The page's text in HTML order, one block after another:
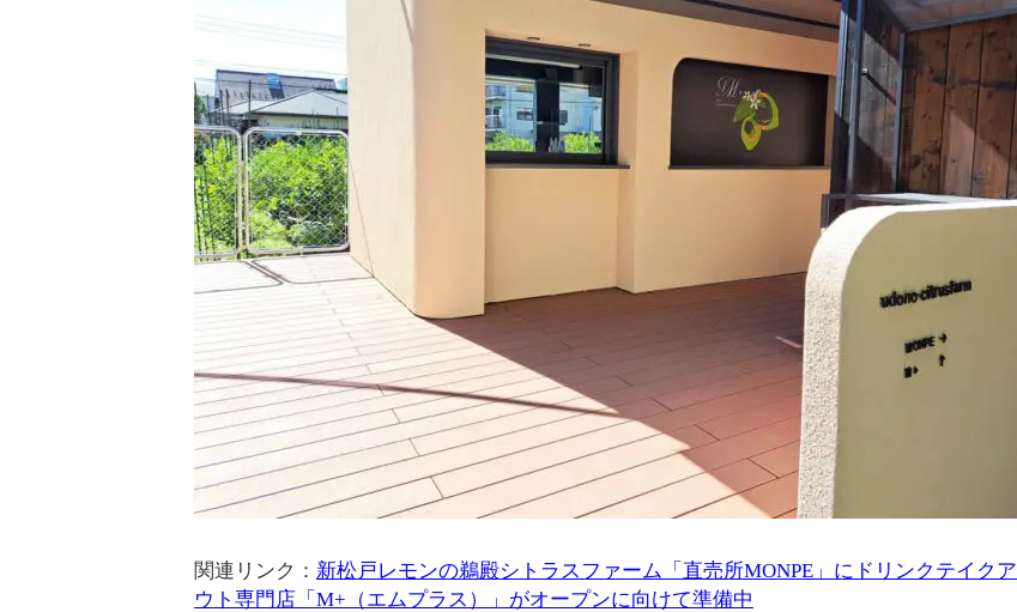
関連リンク： 新松戸レモンの鵜殿シトラスファーム「直売所MONPE」にドリンクテイクア
ウト専門店「M+（エムプラス）」がオープンに向けて準備中